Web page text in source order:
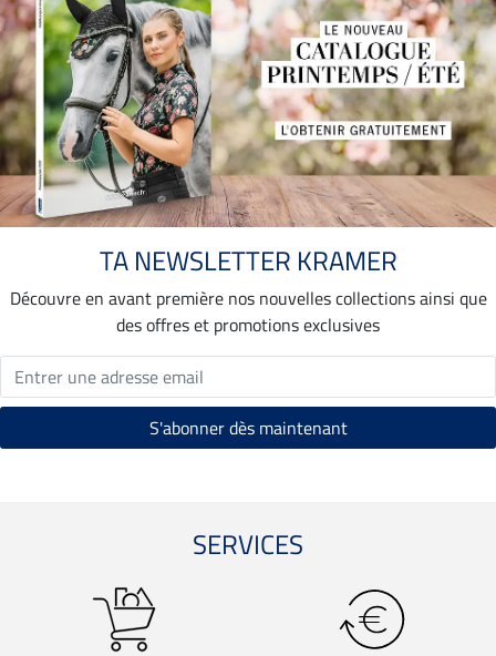
TA NEWSLETTER KRAMER
Découvre en avant première nos nouvelles collections ainsi que
des offres et promotions exclusives
SERVICES